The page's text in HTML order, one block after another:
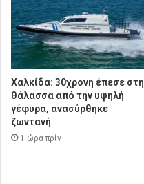
Χαλκίδα: 30χρονη έπεσε στη
θάλασσα από την υψηλή
γέφυρα, ανασύρθηκε
ζωντανή
1 ώρα πρίν